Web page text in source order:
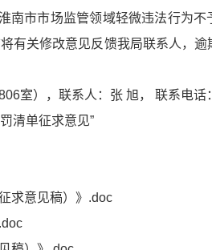
南市市场监管领域轻微违法行为不
有关修改意见反馈我局联系人，
室），联系人：张 旭， 联系电话
清单征求意见”
求意见稿）》.doc